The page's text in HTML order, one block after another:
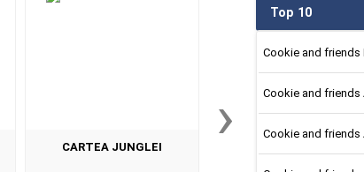
CARTEA JUNGLEI ›
Top 10
Cookie and friends
Cookie and friends
Cookie and friends